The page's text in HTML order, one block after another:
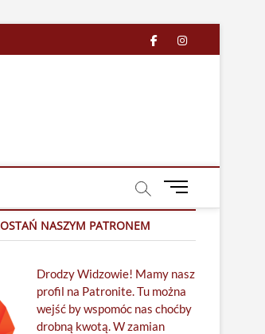
facebook
in
M
u
u
t
t
NASZYM PATRONEM
Drodzy Widzowie! Mamy nasz
profil na Patronite. Tu można
wejść by wspomóc nas choćby
drobną kwotą. W zamian